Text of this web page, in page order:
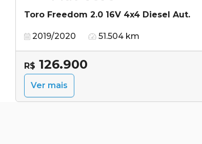
Toro Freedom 2.0 16V 4x4 Diesel Aut.
2019/2020 51.504 km
R$ 126.900
Ver mais